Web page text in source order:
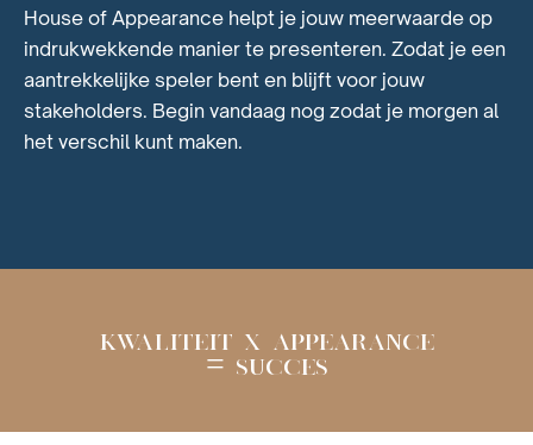
House of Appearance helpt je jouw meerwaarde op
indrukwekkende manier te presenteren. Zodat je een
aantrekkelijke speler bent en blijft voor jouw
stakeholders. Begin vandaag nog zodat je morgen al
het verschil kunt maken.
KWALITEIT x APPEARANCE
= SUCCES